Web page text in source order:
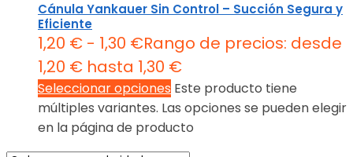
Cánula Yankauer Sin Control – Succión Segura y
Eficiente
1,20 € - 1,30 €Rango de precios: desde
1,20 € hasta 1,30 €
Seleccionar opciones Este producto tiene
múltiples variantes. Las opciones se pueden elegir
en la página de producto